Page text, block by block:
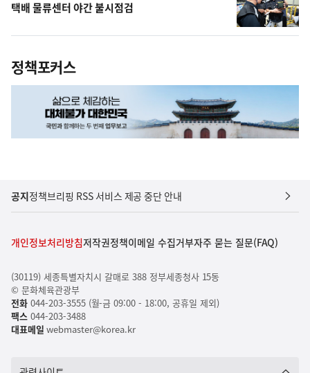
택배 물류센터 야간 불시점검
정책포커스
공지정책브리핑 RSS 서비스 제공 중단 안내
개인정보처리방침저작권정책이메일 수집거부자주 묻는 질문(FAQ)
(30119) 세종특별자치시 갈매로 388 정부세종청사 15동
© 문화체육관광부
전화044-203-3555 (월-금 09:00 - 18:00, 공휴일 제외)
팩스044-203-3488
대표메일 webmaster@korea.kr